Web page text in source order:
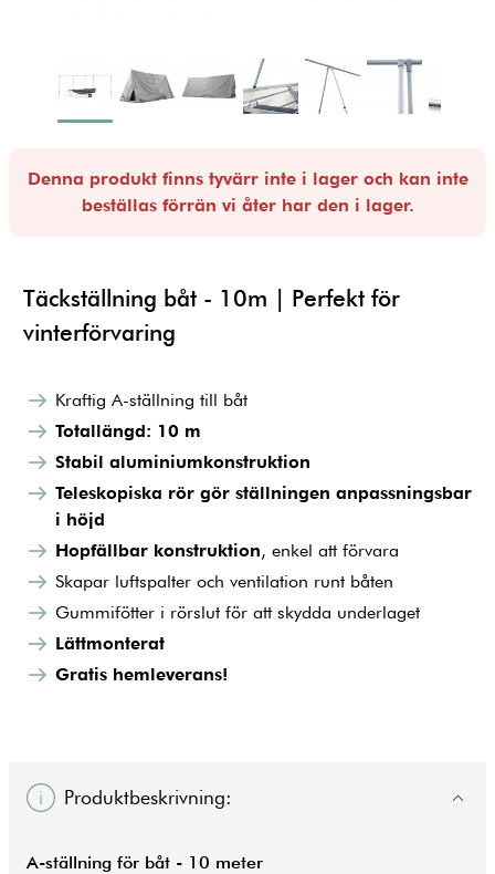
Denna produkt finns tyvärr inte i lager och kan inte
beställas förrän vi åter har den i lager.
Täckställning båt - 10m | Perfekt för
vinterförvaring
Kraftig A-ställning till båt
Totallängd: 10 m
Stabil aluminiumkonstruktion
Teleskopiska rör gör ställningen anpassningsbar
i höjd
Hopfällbar konstruktion, enkel att förvara
Skapar luftspalter och ventilation runt båten
Gummifötter i rörslut för att skydda underlaget
Lättmonterat
Gratis hemleverans!
Produktbeskrivning:
A-ställning för båt - 10 meter